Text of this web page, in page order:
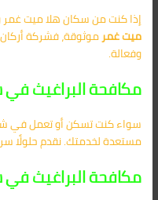
إذا كنت من سكان هلا ميت
ميت غمرموثوقة، فشركة
وفعالة.
مكافحة البراغيث
سواء كنت تسكن أو تعمل في
مستعدة لخدمتك. نقدم حلولًا
مكافحة البراغيث